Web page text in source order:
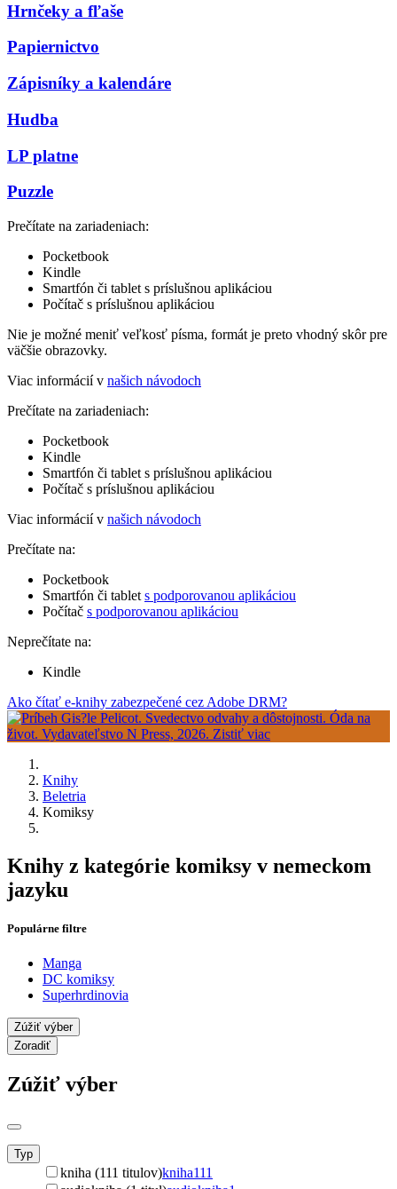
Hrnčeky a fľaše
Papiernictvo
Zápisníky a kalendáre
Hudba
LP platne
Puzzle
Prečítate na zariadeniach:
Pocketbook
Kindle
Smartfón či tablet s príslušnou aplikáciou
Počítač s príslušnou aplikáciou
Nie je možné meniť veľkosť písma, formát je preto vhodný skôr pre
väčšie obrazovky.
Viac informácií v našich návodoch
Prečítate na zariadeniach:
Pocketbook
Kindle
Smartfón či tablet s príslušnou aplikáciou
Počítač s príslušnou aplikáciou
Viac informácií v našich návodoch
Prečítate na:
Pocketbook
Smartfón či tablet s podporovanou aplikáciou
Počítač s podporovanou aplikáciou
Neprečítate na:
Kindle
Ako čítať e-knihy zabezpečené cez Adobe DRM?
Knihy
Beletria
Komiksy
Knihy z kategórie komiksy v nemeckom
jazyku
Populárne filtre
Manga
DC komiksy
Superhrdinovia
Zúžiť výber
Zoradiť
Zúžiť výber
Typ
kniha (111 titulov)kniha111